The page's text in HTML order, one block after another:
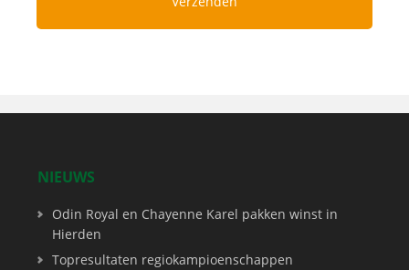
NIEUWS
Odin Royal en Chayenne Karel pakken winst in
Hierden
Topresultaten regiokampioenschappen